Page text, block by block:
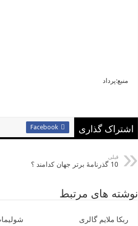
منبع:پرداد
اشتراک گذاری Facebook
قبلی
10 گذرنامۀ برتر جهان کدامند ؟
نوشته های مرتبط
ربکا ملایم گالری